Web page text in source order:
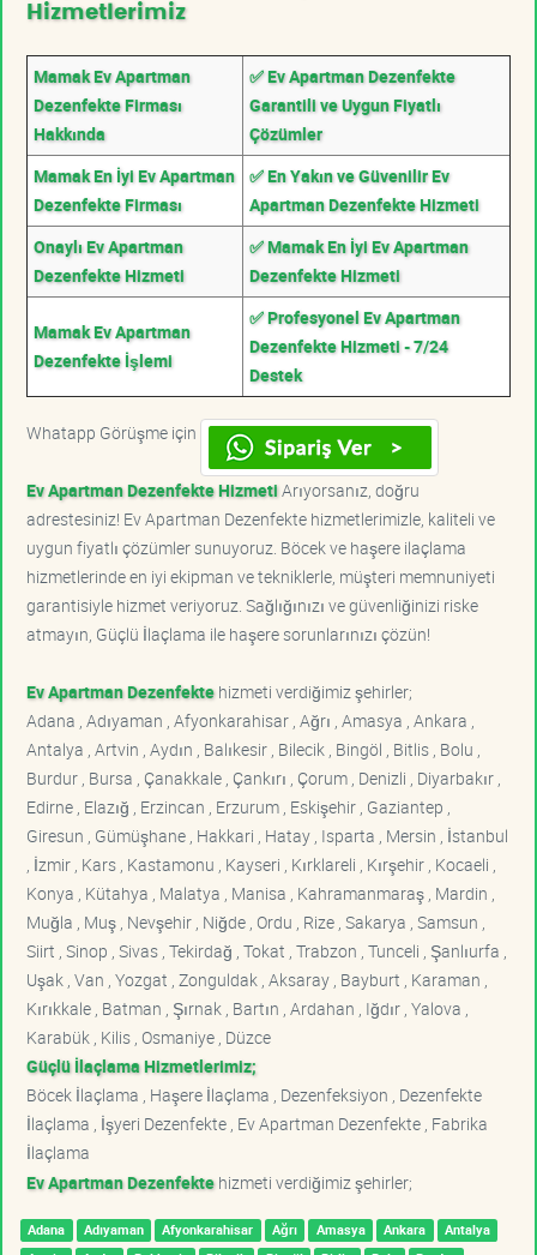
Hizmetlerimiz
Mamak Ev Apartman
Dezenfekte Firması
Hakkında
✅ Ev Apartman Dezenfekte
Garantili ve Uygun Fiyatlı
Çözümler
Mamak En İyi Ev Apartman
Dezenfekte Firması
✅ En Yakın ve Güvenilir Ev
Apartman Dezenfekte Hizmeti
Onaylı Ev Apartman
Dezenfekte Hizmeti
✅ Mamak En İyi Ev Apartman
Dezenfekte Hizmeti
Mamak Ev Apartman
Dezenfekte İşlemi
✅ Profesyonel Ev Apartman
Dezenfekte Hizmeti - 7/24
Destek
Whatapp Görüşme için
Ev Apartman Dezenfekte HizmetiArıyorsanız, doğru
adrestesiniz! Ev Apartman Dezenfekte hizmetlerimizle, kaliteli ve
uygun fiyatlı çözümler sunuyoruz. Böcek ve haşere ilaçlama
hizmetlerinde en iyi ekipman ve tekniklerle, müşteri memnuniyeti
garantisiyle hizmet veriyoruz. Sağlığınızı ve güvenliğinizi riske
atmayın, Güçlü İlaçlama ile haşere sorunlarınızı çözün!
Ev Apartman Dezenfektehizmeti verdiğimiz şehirler;
Adana , Adıyaman , Afyonkarahisar , Ağrı , Amasya , Ankara ,
Antalya , Artvin , Aydın , Balıkesir , Bilecik , Bingöl , Bitlis , Bolu ,
Burdur , Bursa , Çanakkale , Çankırı , Çorum , Denizli , Diyarbakır ,
Edirne , Elazığ , Erzincan , Erzurum , Eskişehir , Gaziantep ,
Giresun , Gümüşhane , Hakkari , Hatay , Isparta , Mersin , İstanbul
, İzmir , Kars , Kastamonu , Kayseri , Kırklareli , Kırşehir , Kocaeli ,
Konya , Kütahya , Malatya , Manisa , Kahramanmaraş , Mardin ,
Muğla , Muş , Nevşehir , Niğde , Ordu , Rize , Sakarya , Samsun ,
Siirt , Sinop , Sivas , Tekirdağ , Tokat , Trabzon , Tunceli , Şanlıurfa ,
Uşak , Van , Yozgat , Zonguldak , Aksaray , Bayburt , Karaman ,
Kırıkkale , Batman , Şırnak , Bartın , Ardahan , Iğdır , Yalova ,
Karabük , Kilis , Osmaniye , Düzce
Güçlü İlaçlama Hizmetlerimiz;
Böcek İlaçlama , Haşere İlaçlama , Dezenfeksiyon , Dezenfekte
İlaçlama , İşyeri Dezenfekte , Ev Apartman Dezenfekte , Fabrika
İlaçlama
Ev Apartman Dezenfektehizmeti verdiğimiz şehirler;
Adana Adıyaman Afyonkarahisar Ağrı Amasya Ankara
Antalya